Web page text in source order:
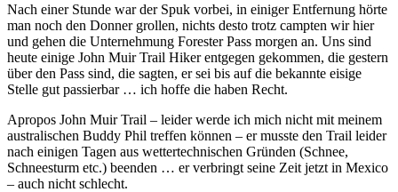
Nach einer Stunde war der Spuk vorbei, in einiger Entfernung hörte
man noch den Donner grollen, nichts desto trotz campten wir hier
und gehen die Unternehmung Forester Pass morgen an. Uns sind
heute einige John Muir Trail Hiker entgegen gekommen, die gestern
über den Pass sind, die sagten, er sei bis auf die bekannte eisige
Stelle gut passierbar … ich hoffe die haben Recht.
Apropos John Muir Trail – leider werde ich mich nicht mit meinem
australischen Buddy Phil treffen können – er musste den Trail leider
nach einigen Tagen aus wettertechnischen Gründen (Schnee,
Schneesturm etc.) beenden … er verbringt seine Zeit jetzt in Mexico
– auch nicht schlecht.